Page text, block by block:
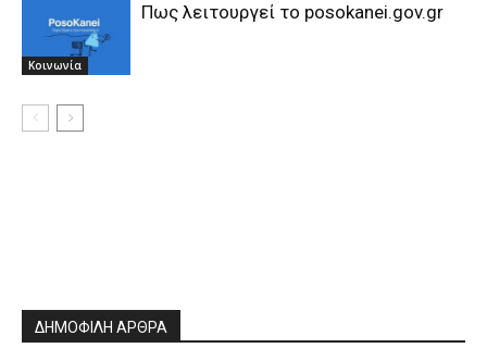
Κοινωνία
Πως λειτουργεί το posokanei.gov.gr
ΔΗΜΟΦΙΛΗ ΑΡΘΡΑ